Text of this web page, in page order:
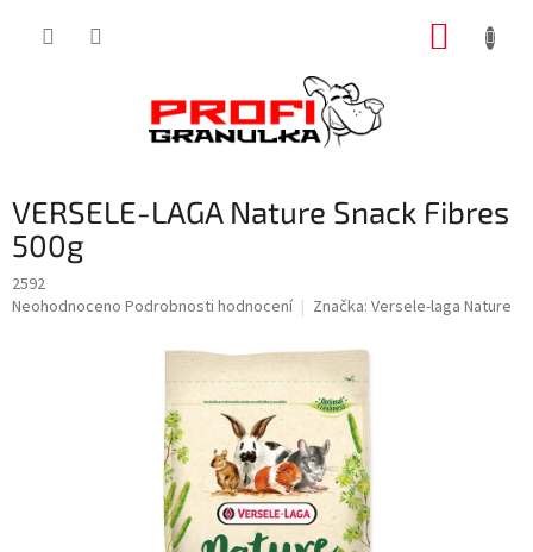
VERSELE-LAGA Nature Snack Fibres
500g
2592
Průměrné
Neohodnoceno Podrobnosti hodnocení Značka: Versele-laga Nature